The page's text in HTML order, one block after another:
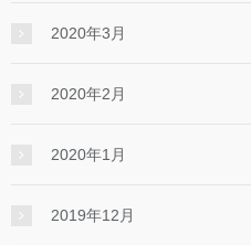
2020年3月
2020年2月
2020年1月
2019年12月